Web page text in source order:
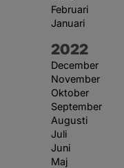
Februari
Januari
År:
2022
December
November
Oktober
September
Augusti
Juli
Juni
Maj